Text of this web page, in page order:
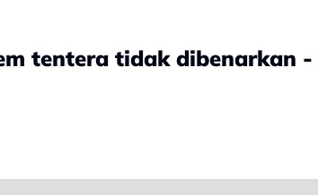
tentera tidak dibenarkan -